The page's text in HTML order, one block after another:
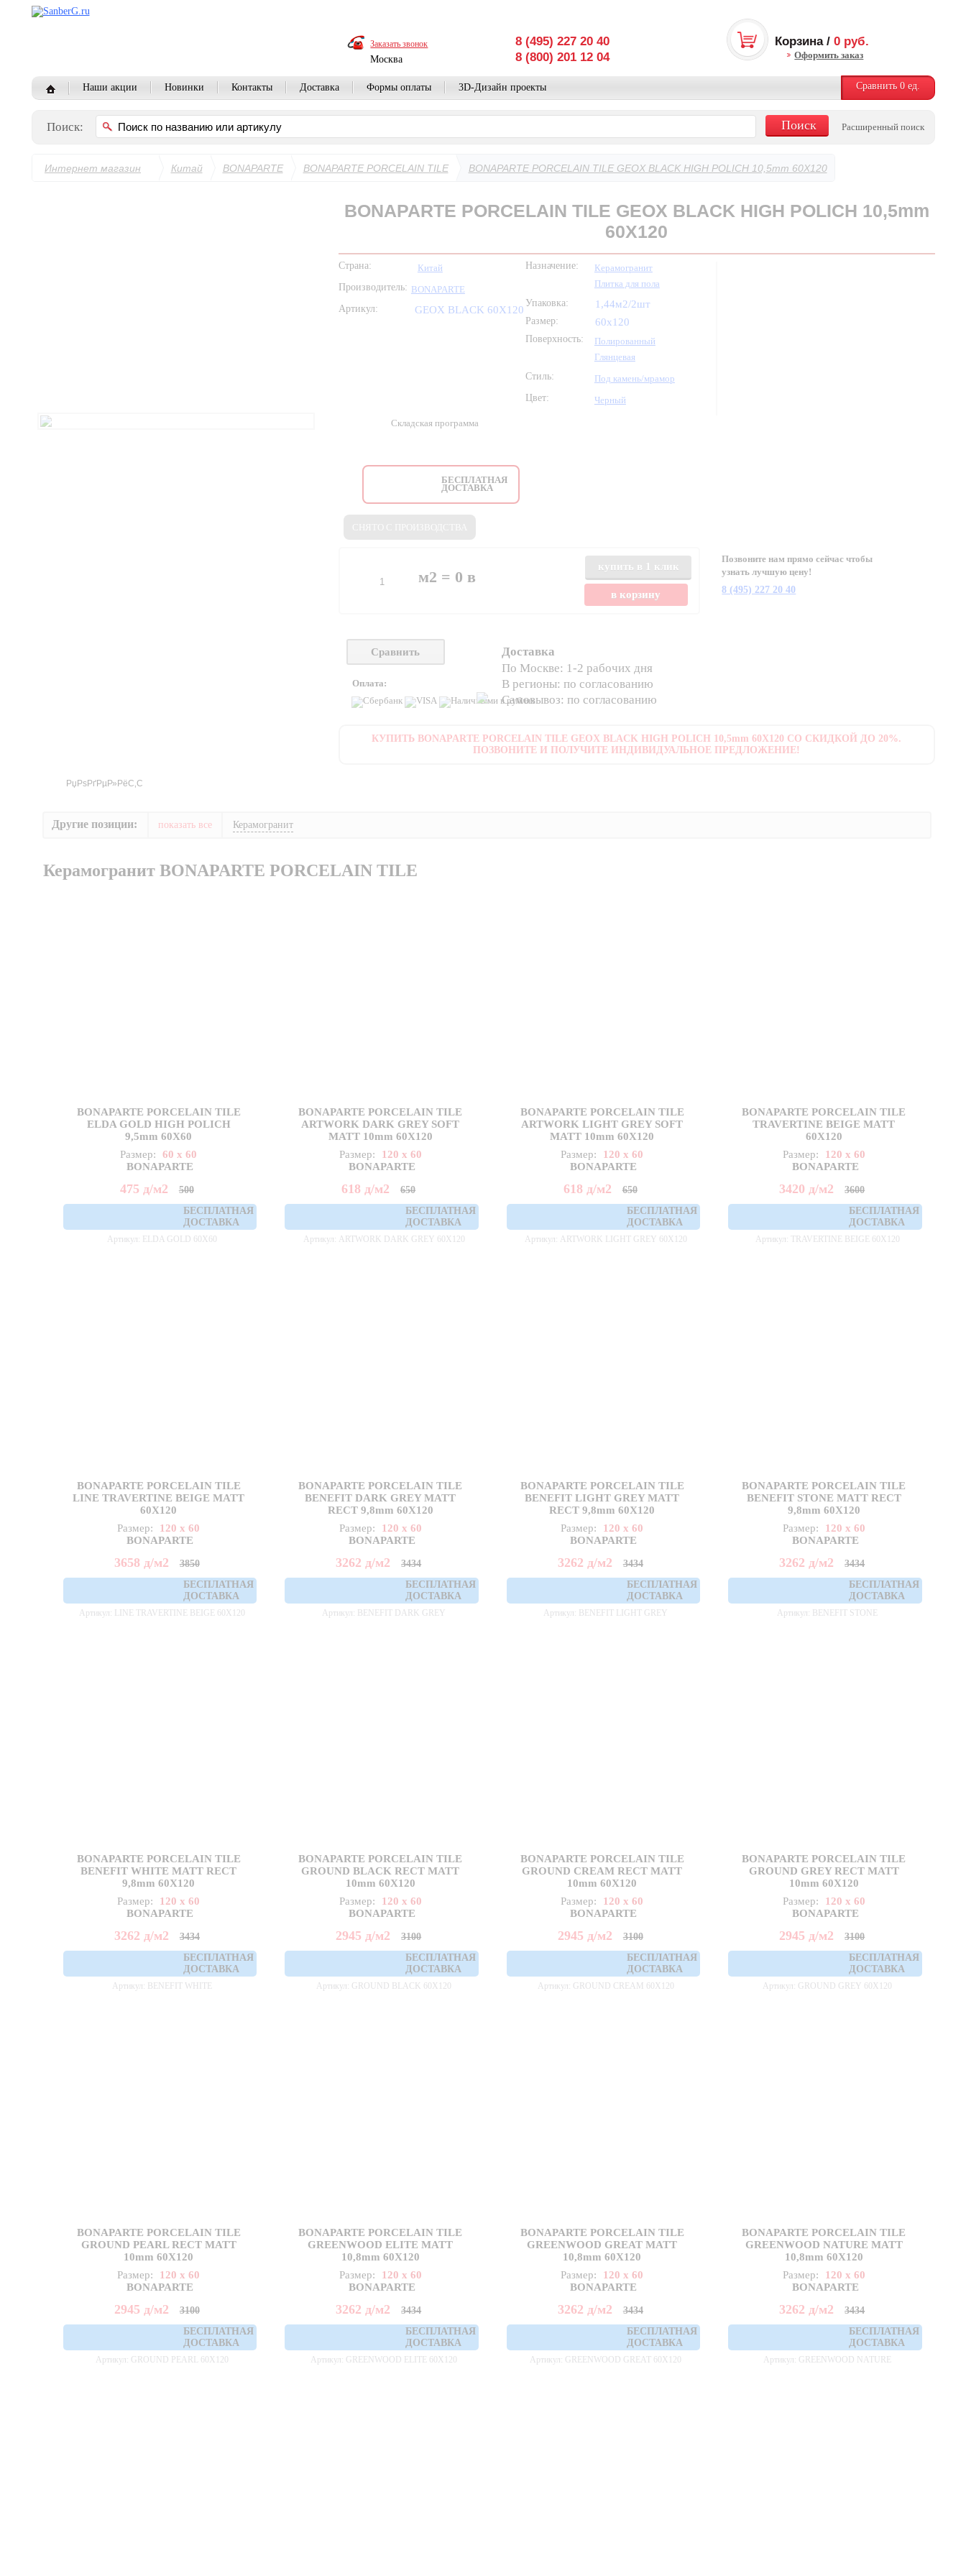
Заказать звонок
Москва
8 (495) 227 20 40
8 (800) 201 12 04
Корзина /0 руб.
Оформить заказ
Наши акции Новинки Контакты Доставка Формы оплаты 3D-Дизайн проекты Сравнить 0ед.
Поиск: Расширенный поиск
Интернет магазин Китай BONAPARTE BONAPARTE PORCELAIN TILE BONAPARTE PORCELAIN TILE GEOX BLACK HIGH POLICH 10,5mm 60X120
BONAPARTE PORCELAIN TILE GEOX BLACK HIGH POLICH 10,5mm
60X120
Страна:
Китай
Производитель: BONAPARTE
Артикул:
GEOX BLACK 60X120
Назначение:
Керамогранит
Плитка для пола
Упаковка:
1,44м2/2шт
Размер: 60x120
Поверхность:
Полированный
Глянцевая
Стиль:
Под камень/мрамор
Цвет:
Черный
Складская программа
БЕСПЛАТНАЯ
ДОСТАВКА
м2 = 0 в
купить в 1 клик
в корзину
Позвоните нам прямо сейчас чтобы
узнать лучшую цену!
8 (495) 227 20 40
Сравнить
Оплата:
Доставка
По Москве: 1-2 рабочих дня
В регионы: по согласованию
Самовывоз: по согласованию
КУПИТЬ BONAPARTE PORCELAIN TILE GEOX BLACK HIGH POLICH 10,5mm 60X120 СО СКИДКОЙ ДО 20%.
ПОЗВОНИТЕ И ПОЛУЧИТЕ ИНДИВИДУАЛЬНОЕ ПРЕДЛОЖЕНИЕ!
Другие позиции: показать все Керамогранит
Керамогранит BONAPARTE PORCELAIN TILE
BONAPARTE PORCELAIN TILE
ELDA GOLD HIGH POLICH
9,5mm 60X60
Размер:
60 x 60
BONAPARTE
475 д/м2
500
БЕСПЛАТНАЯ
ДОСТАВКА
Артикул: ELDA GOLD 60X60
BONAPARTE PORCELAIN TILE
ARTWORK DARK GREY SOFT
MATT 10mm 60X120
Размер:
120 x 60
BONAPARTE
618 д/м2
650
БЕСПЛАТНАЯ
ДОСТАВКА
Артикул: ARTWORK DARK GREY 60X120
BONAPARTE PORCELAIN TILE
ARTWORK LIGHT GREY SOFT
MATT 10mm 60X120
Размер:
120 x 60
BONAPARTE
618 д/м2
650
БЕСПЛАТНАЯ
ДОСТАВКА
Артикул: ARTWORK LIGHT GREY 60X120
BONAPARTE PORCELAIN TILE
TRAVERTINE BEIGE MATT
60X120
Размер:
120 x 60
BONAPARTE
3420 д/м2
3600
БЕСПЛАТНАЯ
ДОСТАВКА
Артикул: TRAVERTINE BEIGE 60X120
BONAPARTE PORCELAIN TILE
LINE TRAVERTINE BEIGE MATT
60X120
Размер:
120 x 60
BONAPARTE
3658 д/м2
3850
БЕСПЛАТНАЯ
ДОСТАВКА
Артикул: LINE TRAVERTINE BEIGE 60X120
BONAPARTE PORCELAIN TILE
BENEFIT DARK GREY MATT
RECT 9,8mm 60X120
Размер:
120 x 60
BONAPARTE
3262 д/м2
3434
БЕСПЛАТНАЯ
ДОСТАВКА
Артикул: BENEFIT DARK GREY
BONAPARTE PORCELAIN TILE
BENEFIT LIGHT GREY MATT
RECT 9,8mm 60X120
Размер:
120 x 60
BONAPARTE
3262 д/м2
3434
БЕСПЛАТНАЯ
ДОСТАВКА
Артикул: BENEFIT LIGHT GREY
BONAPARTE PORCELAIN TILE
BENEFIT STONE MATT RECT
9,8mm 60X120
Размер:
120 x 60
BONAPARTE
3262 д/м2
3434
БЕСПЛАТНАЯ
ДОСТАВКА
Артикул: BENEFIT STONE
BONAPARTE PORCELAIN TILE
BENEFIT WHITE MATT RECT
9,8mm 60X120
Размер:
120 x 60
BONAPARTE
3262 д/м2
3434
БЕСПЛАТНАЯ
ДОСТАВКА
Артикул: BENEFIT WHITE
BONAPARTE PORCELAIN TILE
GROUND BLACK RECT MATT
10mm 60X120
Размер:
120 x 60
BONAPARTE
2945д/м2
3100
БЕСПЛАТНАЯ
ДОСТАВКА
Артикул: GROUND BLACK 60X120
BONAPARTE PORCELAIN TILE
GROUND CREAM RECT MATT
10mm 60X120
Размер:
120 x 60
BONAPARTE
2945 д/м2
3100
БЕСПЛАТНАЯ
ДОСТАВКА
Артикул: GROUND CREAM 60X120
BONAPARTE PORCELAIN TILE
GROUND GREY RECT MATT
10mm 60X120
Размер:
120 x 60
BONAPARTE
2945д/м2
3100
БЕСПЛАТНАЯ
ДОСТАВКА
Артикул: GROUND GREY 60X120
BONAPARTE PORCELAIN TILE
GROUND PEARL RECT MATT
10mm 60X120
Размер:
120 x 60
BONAPARTE
2945 д/м2
3100
БЕСПЛАТНАЯ
ДОСТАВКА
Артикул: GROUND PEARL 60X120
BONAPARTE PORCELAIN TILE
GREENWOOD ELITE MATT
10,8mm 60X120
Размер:
120 x 60
BONAPARTE
3262д/м2
3434
БЕСПЛАТНАЯ
ДОСТАВКА
Артикул: GREENWOOD ELITE 60X120
BONAPARTE PORCELAIN TILE
GREENWOOD GREAT MATT
10,8mm 60X120
Размер:
120 x 60
BONAPARTE
3262 д/м2
3434
БЕСПЛАТНАЯ
ДОСТАВКА
Артикул: GREENWOOD GREAT 60X120
BONAPARTE PORCELAIN TILE
GREENWOOD NATURE MATT
10,8mm 60X120
Размер:
120 x 60
BONAPARTE
3262д/м2
3434
БЕСПЛАТНАЯ
ДОСТАВКА
Артикул: GREENWOOD NATURE